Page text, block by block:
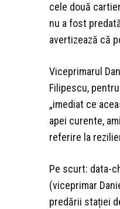
cele două
nu a fost
avertizează că
Viceprimarul
Filipescu,
„imediat ce
apei curente,
referire la
Pe scurt: data-
(viceprimar
predării stației